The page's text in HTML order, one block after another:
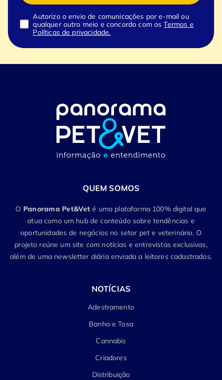
Autorizo o envio de comunicações por e-mail ou
qualquer outro meio e concordo com osTermos e
Políticas de privacidade.
QUEM SOMOS
O Panorama Pet&Vet é uma plataforma 100% digital que
atua como um hub de conteúdo sobre tendências e
oportunidades de negócios no setor pet e veterinário. O
projeto reúne um site com notícias e entrevistas exclusivas,
além de uma newsletter diária enviada a leitores cadastrados.
NOTÍCIAS
Adestramento
Banho e Tosa
Cannabis
Criadores
Distribuição